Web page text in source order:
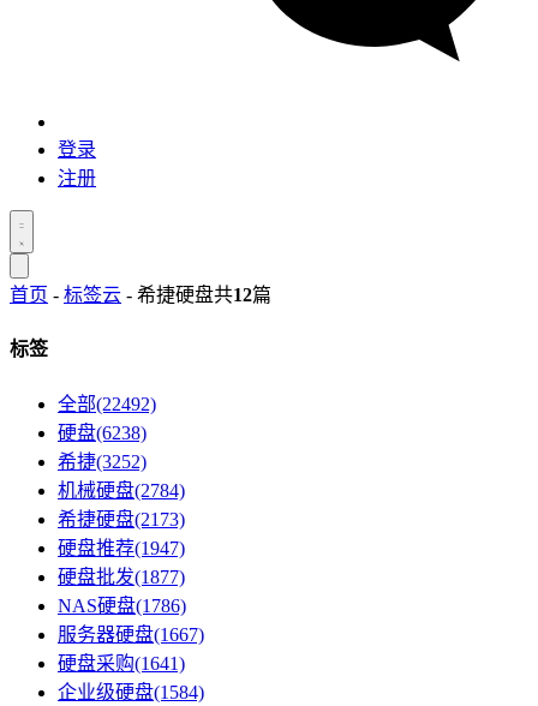
登录
注册
首页 - 标签云 - 希捷硬盘共12篇
标签
全部(22492)
硬盘(6238)
希捷(3252)
机械硬盘(2784)
希捷硬盘(2173)
硬盘推荐(1947)
硬盘批发(1877)
NAS硬盘(1786)
服务器硬盘(1667)
硬盘采购(1641)
企业级硬盘(1584)